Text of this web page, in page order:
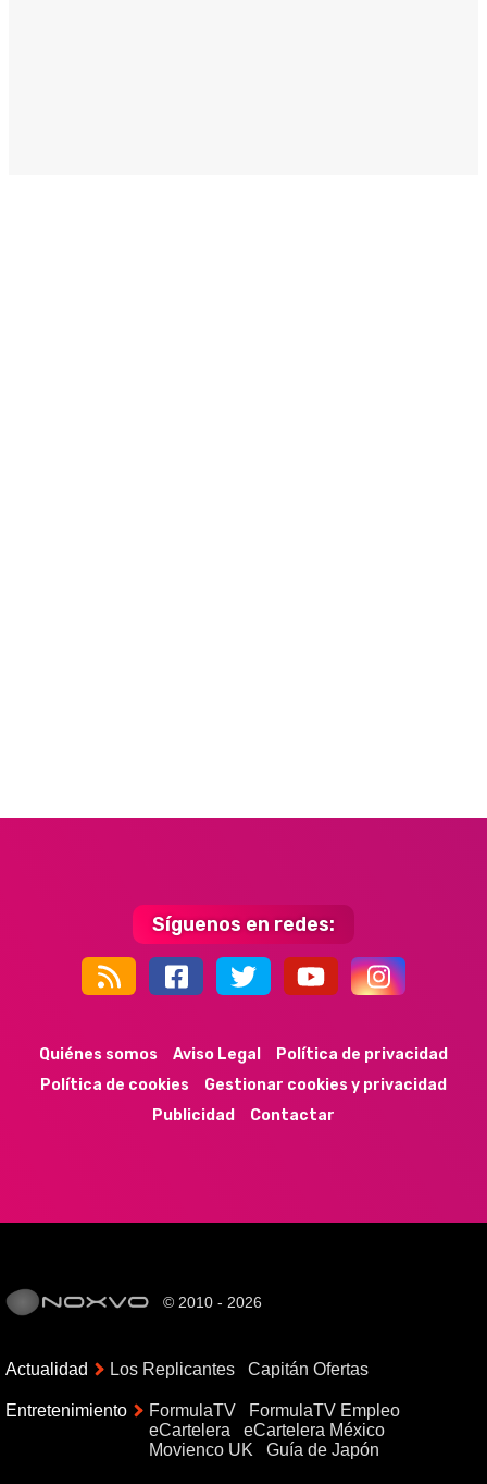
Síguenos en redes:
Quiénes somos Aviso Legal
Política de privacidad
Política de cookies
Gestionar cookies y privacidad
Publicidad
Contactar
© 2010 - 2026
Actualidad Los Replicantes Capitán Ofertas
Entretenimiento FormulaTV
FormulaTV Empleo
eCartelera
eCartelera México
Movienco UK
Guía de Japón